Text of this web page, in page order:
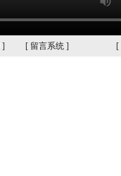
] [ 留言系统 ] [